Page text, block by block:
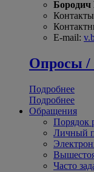
Бородич
E-mail:
Опросы /
Подробнее
Подробнее
Обращения
Порядок
Личный
Часто